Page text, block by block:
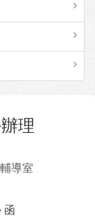
理
導室
函